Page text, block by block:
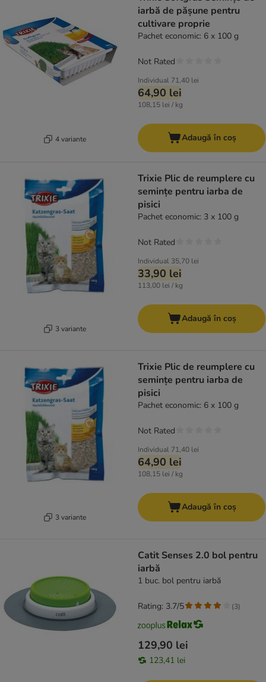
4 variante
iarbă de pășune pentru
cultivare proprie
Pachet economic: 6 x 100 g
Individual 71,40 lei
64,90 lei
108,15 lei / kg
Not Rated
Adaugă în coș
3 variante
Trixie Plic de reumplere cu
semințe pentru iarba de
pisici
Pachet economic: 3 x 100 g
Individual 35,70 lei
33,90 lei
113,00 lei / kg
Not Rated
Adaugă în coș
3 variante
Trixie Plic de reumplere cu
semințe pentru iarba de
pisici
Pachet economic: 6 x 100 g
Individual 71,40 lei
64,90 lei
108,15 lei / kg
Not Rated
Adaugă în coș
Catit Senses 2.0 bol pentru
iarbă
1 buc. bol pentru iarbă
129,90 lei
123,41 lei
Rating: 3.7/5 (3)